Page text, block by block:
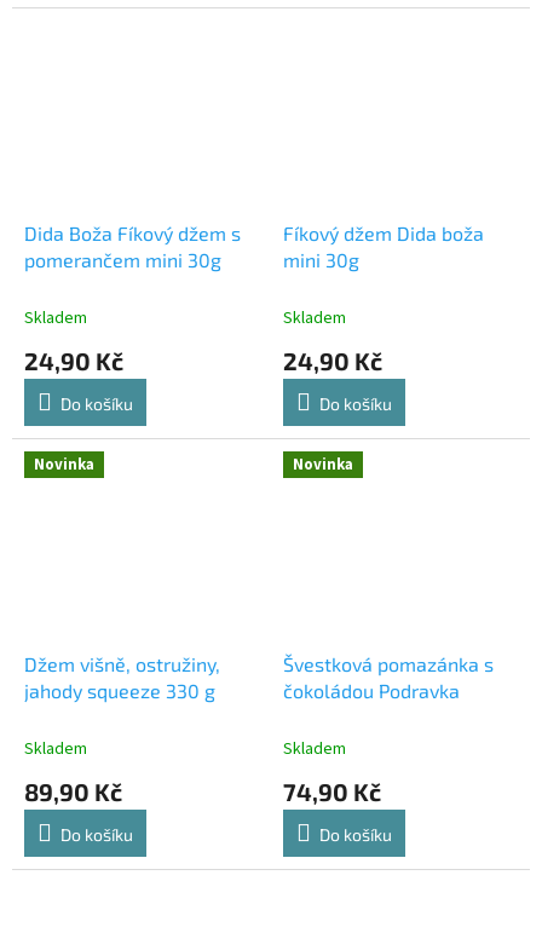
Dida Boža Fíkový džem s
pomerančem mini 30g
Skladem
24,90 Kč
Do košíku
Fíkový džem Dida boža
mini 30g
Skladem
24,90 Kč
Do košíku
Novinka
Džem višně, ostružiny,
jahody squeeze 330 g
Skladem
89,90 Kč
Do košíku
Novinka
Švestková pomazánka s
čokoládou Podravka
Skladem
74,90 Kč
Do košíku